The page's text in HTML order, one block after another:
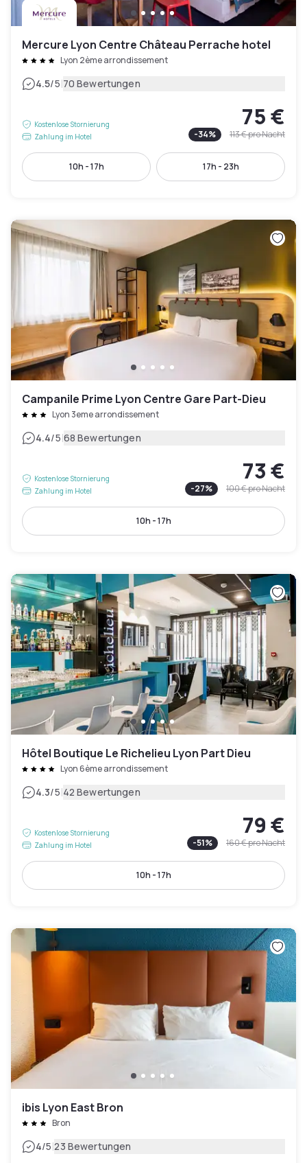
Mercure Lyon Centre Château Perrache hotel
Lyon 2ème arrondissement
4.5/5|70 Bewertungen
Kostenlose Stornierung
Zahlung im Hotel
75 €
-34% 113 €pro Nacht
10h - 17h 17h - 23h
Campanile Prime Lyon Centre Gare Part-Dieu
Lyon 3eme arrondissement
4.4/5|68 Bewertungen
Kostenlose Stornierung
Zahlung im Hotel
73 €
-27% 100 €pro Nacht
10h - 17h
Hôtel Boutique Le Richelieu Lyon Part Dieu
Lyon 6ème arrondissement
4.3/5|42 Bewertungen
Kostenlose Stornierung
Zahlung im Hotel
79 €
-51% 160 €pro Nacht
10h - 17h
ibis Lyon East Bron
Bron
4/5|23 Bewertungen